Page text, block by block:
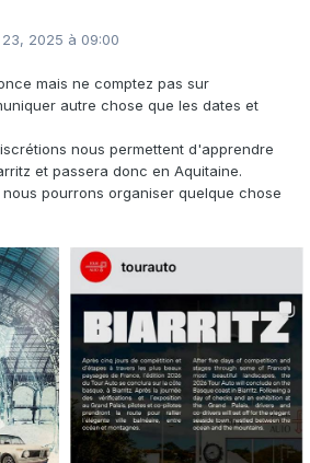
2025 à 09:00
mais ne comptez pas sur
autre chose que les dates et
nous permettent d'apprendre
et passera donc en Aquitaine.
pourrons organiser quelque chose